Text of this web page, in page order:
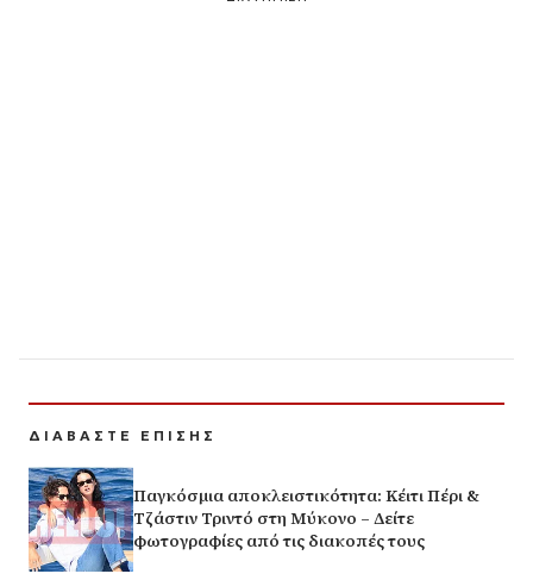
ΔΙΑΒΑΣΤΕ ΕΠΙΣΗΣ
Παγκόσμια αποκλειστικότητα: Κέιτι Πέρι &
Τζάστιν Τριντό στη Μύκονο – Δείτε
φωτογραφίες από τις διακοπές τους